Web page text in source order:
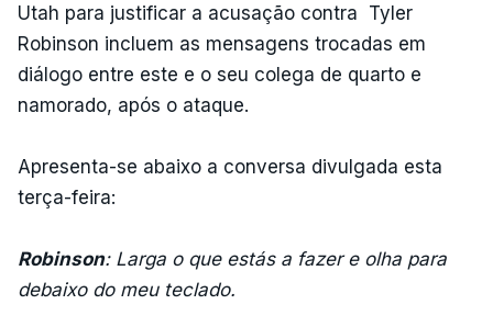
Utah para justificar a acusação contra Tyler
Robinson incluem as mensagens trocadas em
diálogo entre este e o seu colega de quarto e
namorado, após o ataque.
Apresenta-se abaixo a conversa divulgada esta
terça-feira:
Robinson: Larga o que estás a fazer e olha para
debaixo do meu teclado.